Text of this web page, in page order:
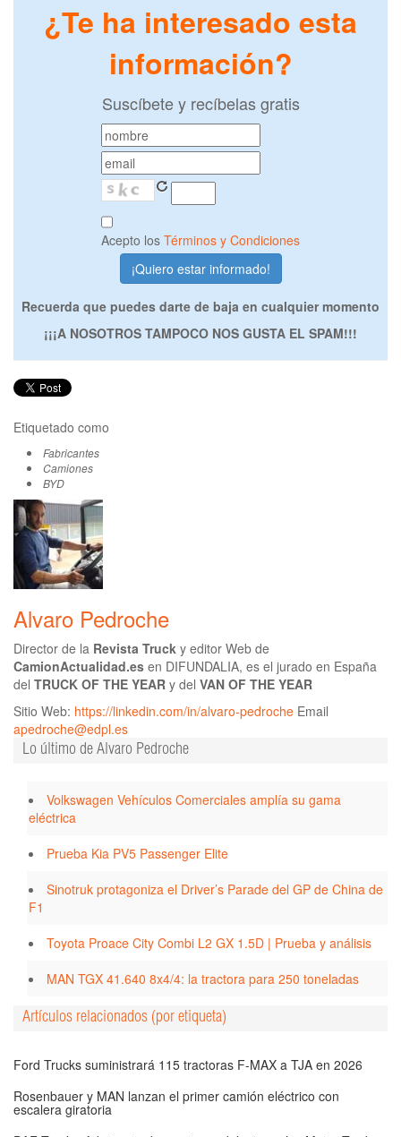
¿Te ha interesado esta
información?
Suscíbete y recíbelas gratis
Acepto los Términos y Condiciones
Recuerda que puedes darte de baja en cualquier momento
¡¡¡A NOSOTROS TAMPOCO NOS GUSTA EL SPAM!!!
Etiquetado como
Fabricantes
Camiones
BYD
Alvaro Pedroche
Director de la Revista Truck y editor Web de
CamionActualidad.es en DIFUNDALIA, es el jurado en España
del TRUCK OF THE YEAR y del VAN OF THE YEAR
Sitio Web: https://linkedin.com/in/alvaro-pedroche Email
apedroche@edpl.es
Lo último de Alvaro Pedroche
Volkswagen Vehículos Comerciales amplía su gama
eléctrica
Prueba Kia PV5 Passenger Elite
Sinotruk protagoniza el Driver’s Parade del GP de China de
F1
Toyota Proace City Combi L2 GX 1.5D | Prueba y análisis
MAN TGX 41.640 8x4/4: la tractora para 250 toneladas
Artículos relacionados (por etiqueta)
Ford Trucks suministrará 115 tractoras F-MAX a TJA en 2026
Rosenbauer y MAN lanzan el primer camión eléctrico con
escalera giratoria